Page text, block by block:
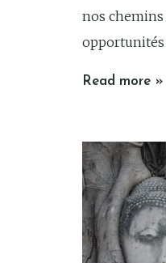
nos chemins
opportunités
Read more »